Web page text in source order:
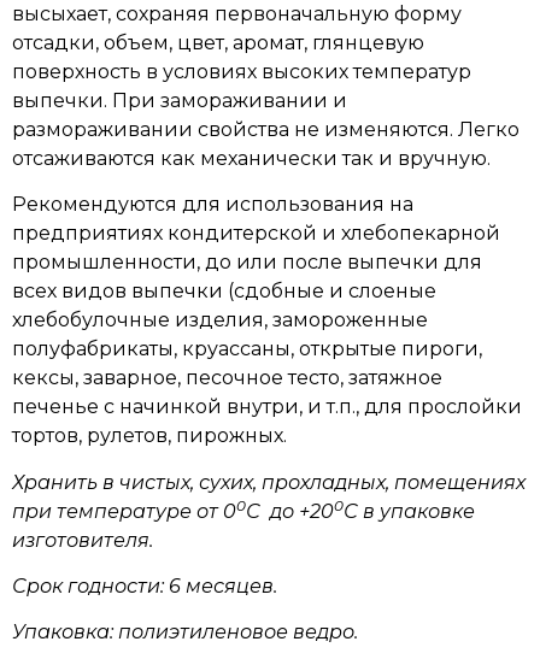
высыхает, сохраняя первоначальную форму
отсадки, объем, цвет, аромат, глянцевую
поверхность в условиях высоких температур
выпечки. При замораживании и
размораживании свойства не изменяются. Легко
отсаживаются как механически так и вручную.
Рекомендуются для использования на
предприятиях кондитерской и хлебопекарной
промышленности, до или после выпечки для
всех видов выпечки (сдобные и слоеные
хлебобулочные изделия, замороженные
полуфабрикаты, круассаны, открытые пироги,
кексы, заварное, песочное тесто, затяжное
печенье с начинкой внутри, и т.п., для прослойки
тортов, рулетов, пирожных.
Хранить в чистых, сухих, прохладных, помещениях
при температуре от 00С до +200С в упаковке
изготовителя.
Срок годности: 6 месяцев.
Упаковка: полиэтиленовое ведро.